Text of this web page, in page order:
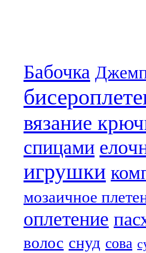
Бабочка
вязание
спицами
игрушки
мозаичное
оплетение
волос снуд сова